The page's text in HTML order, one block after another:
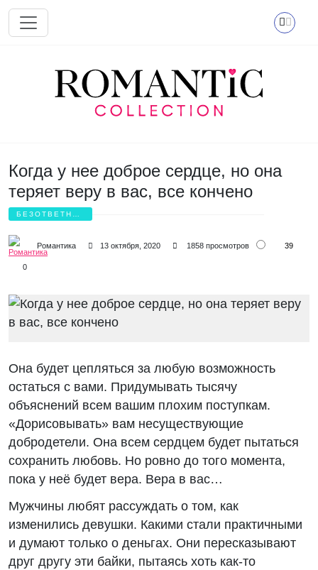
Перейти к основному содержанию
Когда у нее доброе сердце, но она
теряет веру в вас, все кончено
БЕЗОТВЕТНАЯ
Романтика 13 октября, 2020 1858 просмотров 39
0
Она будет цепляться за любую возможность
остаться с вами. Придумывать тысячу
объяснений всем вашим плохим поступкам.
«Дорисовывать» вам несуществующие
добродетели. Она всем сердцем будет пытаться
сохранить любовь. Но ровно до того момента,
пока у неё будет вера. Вера в вас…
Мужчины любят рассуждать о том, как
изменились девушки. Какими стали практичными
и думают только о деньгах. Они пересказывают
друг другу эти байки, пытаясь хоть как-то